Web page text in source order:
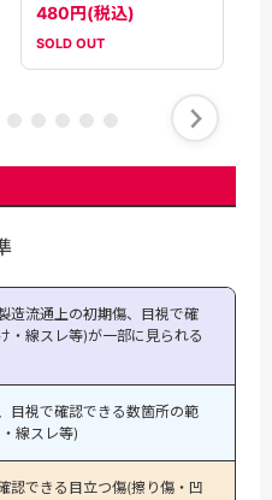
480円(税込)
SOLD OUT
造流通上の初期傷、目視で確
・線スレ等)が一部に見られる
目視で確認できる数箇所の範
線スレ等)
認できる目立つ傷(擦り傷・凹